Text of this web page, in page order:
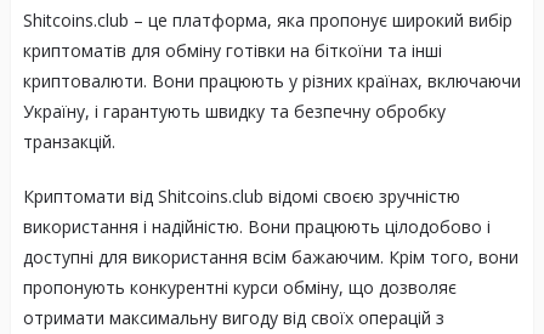
Shitcoins.club – це платформа, яка пропонує широкий вибір
криптоматів для обміну готівки на біткоїни та інші
криптовалюти. Вони працюють у різних країнах, включаючи
Україну, і гарантують швидку та безпечну обробку
транзакцій.
Криптомати від Shitcoins.club відомі своєю зручністю
використання і надійністю. Вони працюють цілодобово і
доступні для використання всім бажаючим. Крім того, вони
пропонують конкурентні курси обміну, що дозволяє
отримати максимальну вигоду від своїх операцій з